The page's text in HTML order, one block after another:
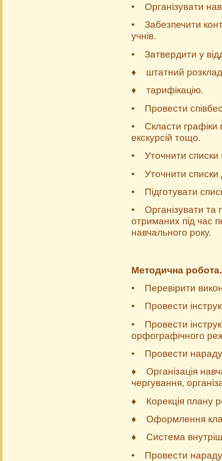
• Організувати
• Забезпечити
учнів.
• Затвердити у
♦ штатний
♦ тарифікацію.
• Провести
• Скласти графіки
екскурсій тощо.
• Уточнити списки
• Уточнити списки
• Підготувати
• Організувати та
отриманих під час
навчального року.
Методична
• Перевірити
• Провести
• Провести
орфографічного
• Провести нараду
♦ Організація
чергування,
♦ Корекція плану
♦ Оформлення
♦ Система
• Провести нараду